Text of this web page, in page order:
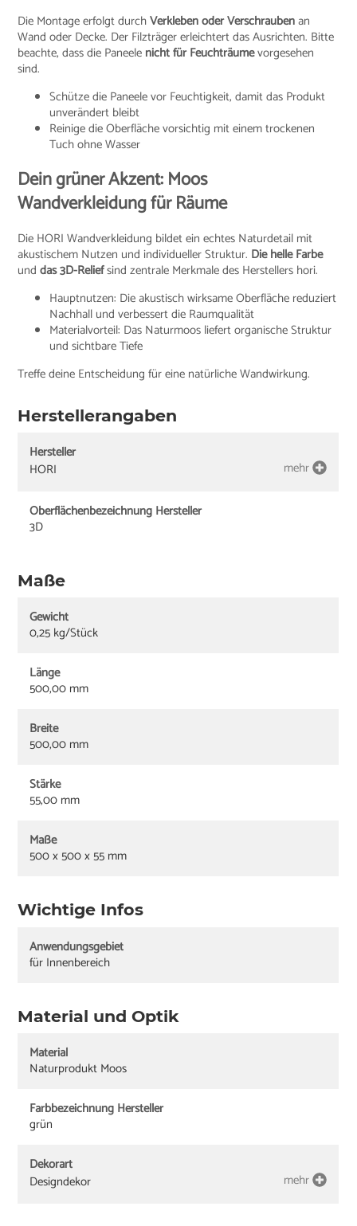
Die Montage erfolgt durchVerkleben oder Verschraubenan
Wand oder Decke. Der Filzträger erleichtert das Ausrichten. Bitte
beachte, dass die Paneele nicht für Feuchträumevorgesehen
sind.
Schütze die Paneele vor Feuchtigkeit, damit das Produkt
unverändert bleibt
Reinige die Oberfläche vorsichtig mit einem trockenen
Tuch ohne Wasser
Dein grüner Akzent: Moos
Wandverkleidung für Räume
Die HORI Wandverkleidung bildet ein echtes Naturdetail mit
akustischem Nutzen und individueller Struktur. Die helle Farbe
unddas 3D-Reliefsind zentrale Merkmale des Herstellers hori.
Hauptnutzen: Die akustisch wirksame Oberfläche reduziert
Nachhall und verbessert die Raumqualität
Materialvorteil: Das Naturmoos liefert organische Struktur
und sichtbare Tiefe
Treffe deine Entscheidung für eine natürliche Wandwirkung.
Herstellerangaben
Hersteller
HORI
mehr
Oberflächenbezeichnung Hersteller
3D
Maße
Gewicht
0,25 kg/Stück
Länge
500,00 mm
Breite
500,00 mm
Stärke
55,00 mm
Maße
500 x 500 x 55 mm
Wichtige Infos
Anwendungsgebiet
für Innenbereich
Material und Optik
Material
Naturprodukt Moos
Farbbezeichnung Hersteller
grün
Dekorart
Designdekor
mehr